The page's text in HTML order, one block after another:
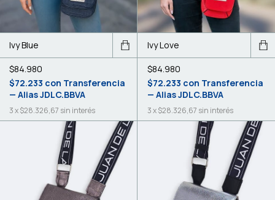
Ivy Blue
$84.980
$72.233 con Transferencia
— Alias JDLC.BBVA
3x$28.326,67 sin interés
Ivy Love
$84.980
$72.233 con Transferencia
— Alias JDLC.BBVA
3x$28.326,67 sin interés